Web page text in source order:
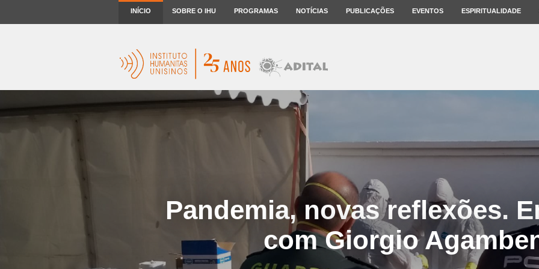
INÍCIO SOBRE O IHU PROGRAMAS NOTÍCIAS PUBLICAÇÕES EVENTOS ESPIRITUALIDADE
Pandemia, novas reflexões.
com Giorgio